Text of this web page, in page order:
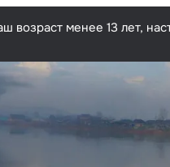
возраст менее 13 лет,